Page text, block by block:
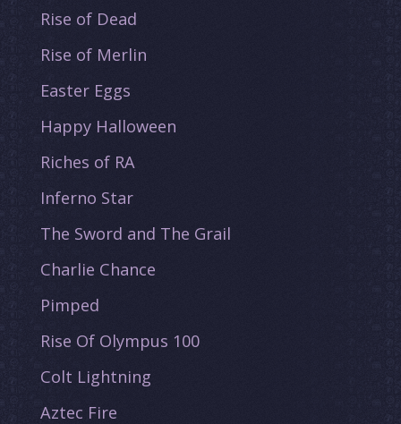
Rise of Dead
Rise of Merlin
Easter Eggs
Happy Halloween
Riches of RA
Inferno Star
The Sword and The Grail
Charlie Chance
Pimped
Rise Of Olympus 100
Colt Lightning
Aztec Fire